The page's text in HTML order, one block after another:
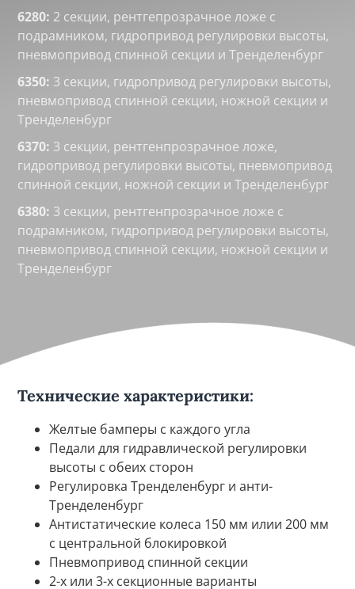
6280: 2 секции, рентгепрозрачное ложе с
подрамником, гидропривод регулировки высоты,
пневмопривод спинной секции и Тренделенбург
6350: 3 секции, гидропривод регулировки высоты,
пневмопривод спинной секции, ножной секции и
Тренделенбург
6370: 3 секции, рентгенпрозрачное ложе,
гидропривод регулировки высоты, пневмопривод
спинной секции, ножной секции и Тренделенбург
6380: 3 секции, рентгенпрозрачное ложе с
подрамником, гидропривод регулировки высоты,
пневмопривод спинной секции, ножной секции и
Тренделенбург
Технические характеристики:
Желтые бамперы с каждого угла
Педали для гидравлической регулировки
высоты с обеих сторон
Регулировка Тренделенбург и анти-
Тренделенбург
Антистатические колеса 150 мм илии 200 мм
с центральной блокировкой
Пневмопривод спинной секции
2-х или 3-х секционные варианты